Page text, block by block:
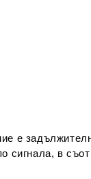
е
сигнала, в